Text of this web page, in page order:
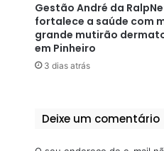
Gestão André da
fortalece a saúde com
grande mutirão
em Pinheiro
3 dias atrás
Deixe um comentário